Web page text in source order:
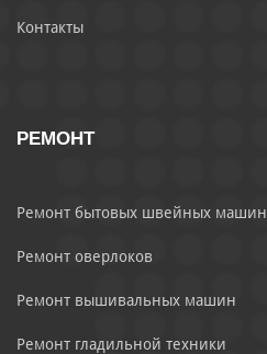
Контакты
РЕМОНТ
Ремонт бытовых швейных машин
Ремонт оверлоков
Ремонт вышивальных машин
Ремонт гладильной техники